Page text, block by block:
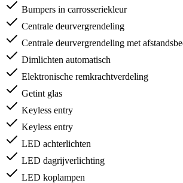
Bumpers in carrosseriekleur
Centrale deurvergrendeling
Centrale deurvergrendeling met
Dimlichten automatisch
Elektronische remkrachtverdeling
Getint glas
Keyless entry
Keyless entry
LED achterlichten
LED dagrijverlichting
LED koplampen